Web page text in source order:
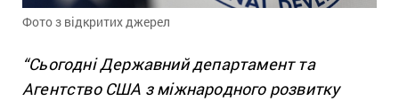
Фото з відкритих джерел
“Сьогодні Державний департамент та
Агентство США з міжнародного розвитку